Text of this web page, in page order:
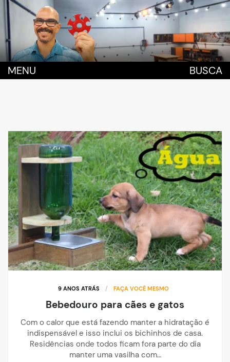
MENU BUSCA
9 ANOS ATRÁS / FAÇA VOCÊ MESMO
Bebedouro para cães e gatos
Com o calor que está fazendo manter a hidratação é
indispensável e isso inclui os bichinhos de casa.
Residências onde todos ficam fora parte do dia
manter uma vasilha com…